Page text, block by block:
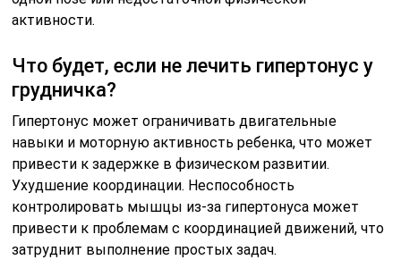
активности.
Что будет, если не лечить гипертонус у
грудничка?
Гипертонус может ограничивать двигательные
навыки и моторную активность ребенка, что может
привести к задержке в физическом развитии.
Ухудшение координации. Неспособность
контролировать мышцы из-за гипертонуса может
привести к проблемам с координацией движений, что
затруднит выполнение простых задач.